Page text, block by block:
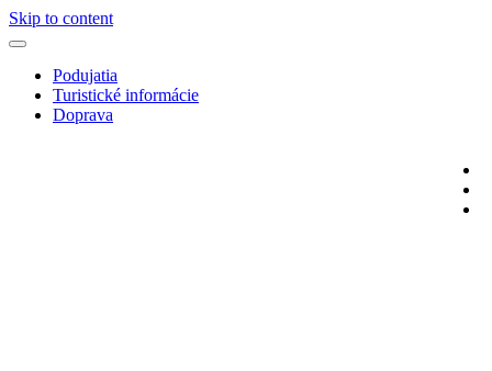
Skip to content
Podujatia
Turistické informácie
Doprava